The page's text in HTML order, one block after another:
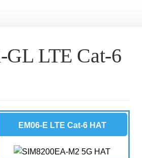
LTE Cat-6
EM06-E LTE Cat-6 HAT